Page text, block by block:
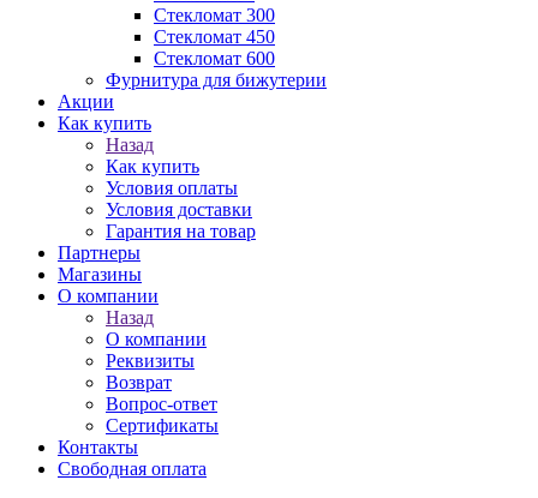
Стекломат 300
Стекломат 450
Стекломат 600
Фурнитура для бижутерии
Акции
Как купить
Назад
Как купить
Условия оплаты
Условия доставки
Гарантия на товар
Партнеры
Магазины
О компании
Назад
О компании
Реквизиты
Возврат
Вопрос-ответ
Сертификаты
Контакты
Свободная оплата